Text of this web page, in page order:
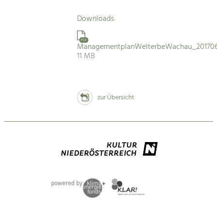
Downloads
PDF
11 MB
zur Übersicht